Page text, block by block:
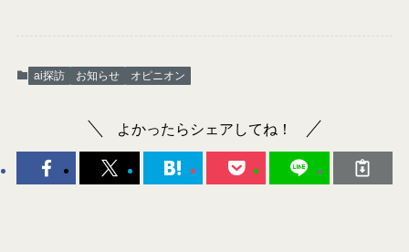
ai探訪 お知らせ オピニオン
よかったらシェアしてね！